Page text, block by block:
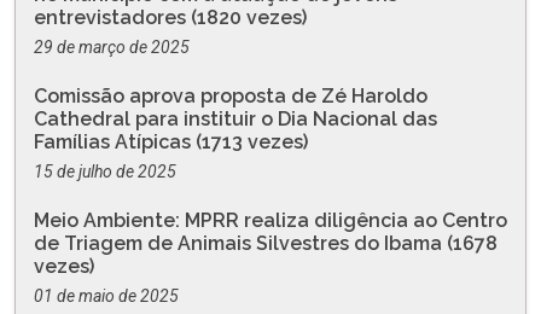
entrevistadores (1820 vezes)
29 de março de 2025
Comissão aprova proposta de Zé Haroldo
Cathedral para instituir o Dia Nacional das
Famílias Atípicas (1713 vezes)
15 de julho de 2025
Meio Ambiente: MPRR realiza diligência ao Centro
de Triagem de Animais Silvestres do Ibama (1678
vezes)
01 de maio de 2025